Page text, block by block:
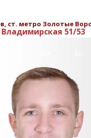
ст. метро Золотые
Владимирская 51/53